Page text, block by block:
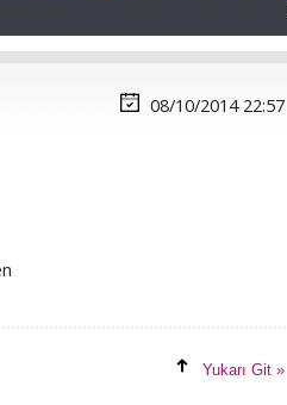
08/10/2014 22:57
Yukarı Git »